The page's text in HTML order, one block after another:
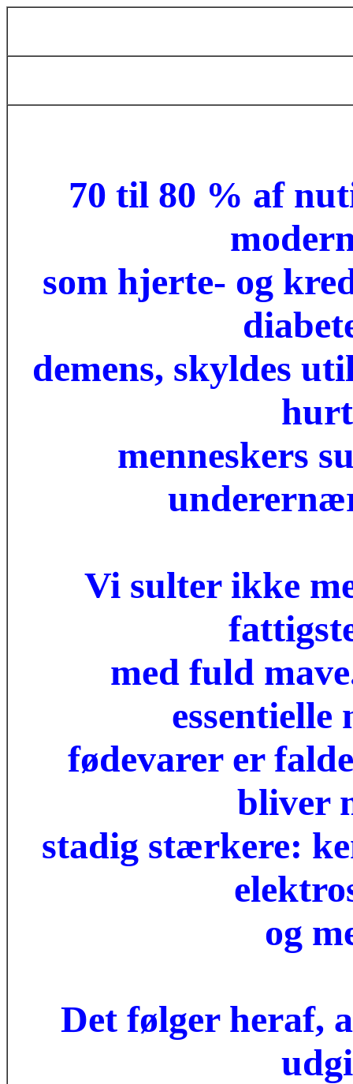
70 til 80 % af
som hjerte- og
demens, skyldes
menneskers
Vi sulter ikke
med fuld
fødevarer er
bliver
stadig stærkere:
og
Det følger heraf,